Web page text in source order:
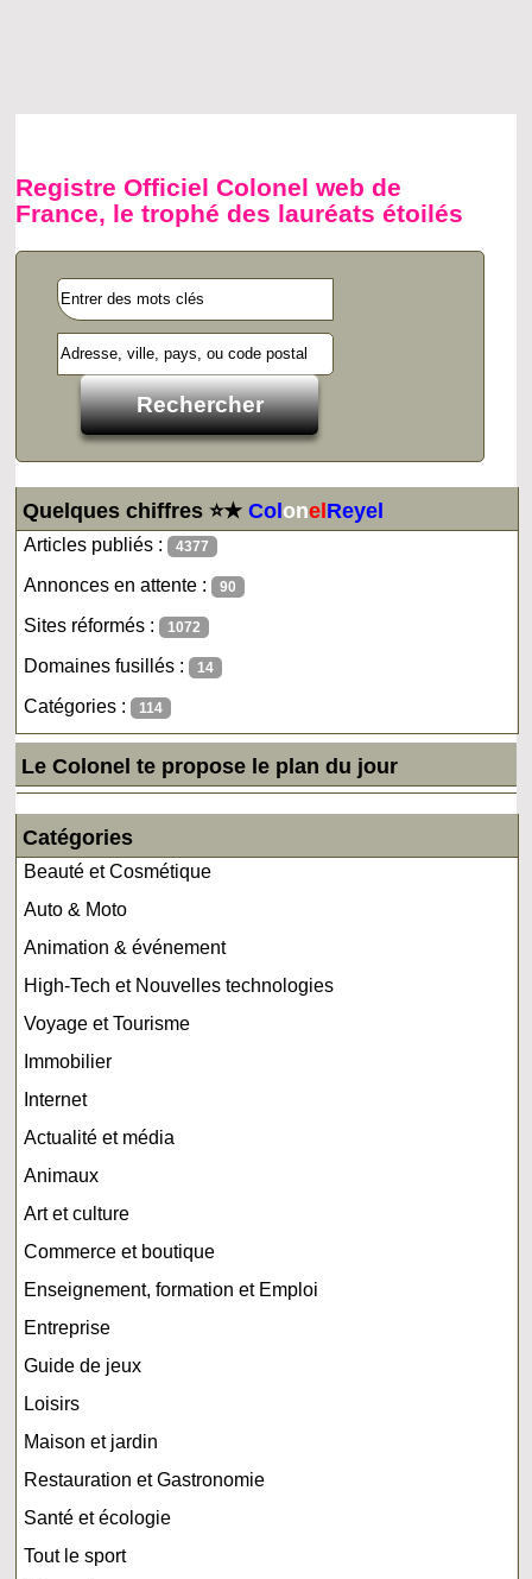
Registre Officiel Colonel web de
France, le trophé des lauréats étoilés
Quelques chiffres ⭐★ColonelReyel
Articles publiés : 4377
Annonces en attente : 90
Sites réformés : 1072
Domaines fusillés : 14
Catégories : 114
Le Colonel te propose le plan du jour
Catégories
Beauté et Cosmétique
Auto & Moto
Animation & événement
High-Tech et Nouvelles technologies
Voyage et Tourisme
Immobilier
Internet
Actualité et média
Animaux
Art et culture
Commerce et boutique
Enseignement, formation et Emploi
Entreprise
Guide de jeux
Loisirs
Maison et jardin
Restauration et Gastronomie
Santé et écologie
Tout le sport